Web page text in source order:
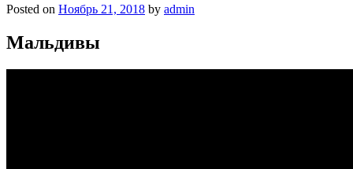
Posted on Ноябрь 21, 2018 by admin
Мальдивы